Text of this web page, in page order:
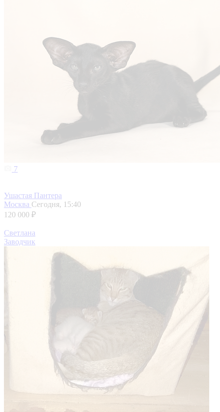
7
Ушастая Пантера
Москва Сегодня, 15:40
120 000 ₽
Светлана
Заводчик